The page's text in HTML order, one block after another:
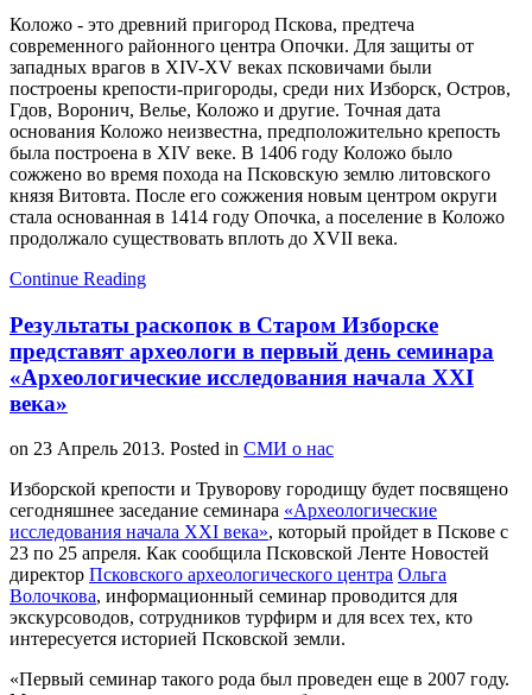
Коложо - это древний пригород Пскова, предтеча
современного районного центра Опочки. Для защиты от
западных врагов в XIV-XV веках псковичами были
построены крепости-пригороды, среди них Изборск, Остров,
Гдов, Воронич, Велье, Коложо и другие. Точная дата
основания Коложо неизвестна, предположительно крепость
была построена в XIV веке. В 1406 году Коложо было
сожжено во время похода на Псковскую землю литовского
князя Витовта. После его сожжения новым центром округи
стала основанная в 1414 году Опочка, а поселение в Коложо
продолжало существовать вплоть до XVII века.
Continue Reading
Результаты раскопок в Старом Изборске
представят археологи в первый день семинара
«Археологические исследования начала XXI
века»
on 23 Апрель 2013. Posted in СМИ о нас
Изборской крепости и Труворову городищу будет посвящено
сегодняшнее заседание семинара «Археологические
исследования начала XXI века», который пройдет в Пскове с
23 по 25 апреля. Как сообщила Псковской Ленте Новостей
директор Псковского археологического центра Ольга
Волочкова, информационный семинар проводится для
экскурсоводов, сотрудников турфирм и для всех тех, кто
интересуется историей Псковской земли.
«Первый семинар такого рода был проведен еще в 2007 году.